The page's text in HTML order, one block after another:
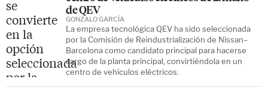
de QEV
La empresa tecnológica QEV ha sido seleccionada
por la Comisión de Reindustrialización de Nissan–
Barcelona como candidato principal para hacerse
cargo de la planta principal, convirtiéndola en un
centro de vehículos eléctricos.
GONZALO GARCÍA